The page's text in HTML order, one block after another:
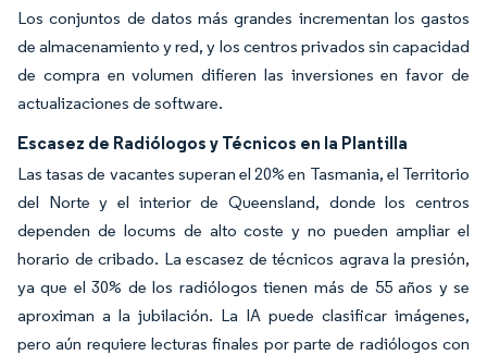
Los conjuntos de datos más grandes incrementan los gastos
de almacenamiento y red, y los centros privados sin capacidad
de compra en volumen difieren las inversiones en favor de
actualizaciones de software.
Escasez de Radiólogos y Técnicos en la Plantilla
Las tasas de vacantes superan el 20% en Tasmania, el Territorio
del Norte y el interior de Queensland, donde los centros
dependen de locums de alto coste y no pueden ampliar el
horario de cribado. La escasez de técnicos agrava la presión,
ya que el 30% de los radiólogos tienen más de 55 años y se
aproximan a la jubilación. La IA puede clasificar imágenes,
pero aún requiere lecturas finales por parte de radiólogos con